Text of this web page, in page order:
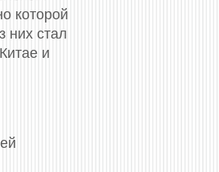
которой
них стал
и